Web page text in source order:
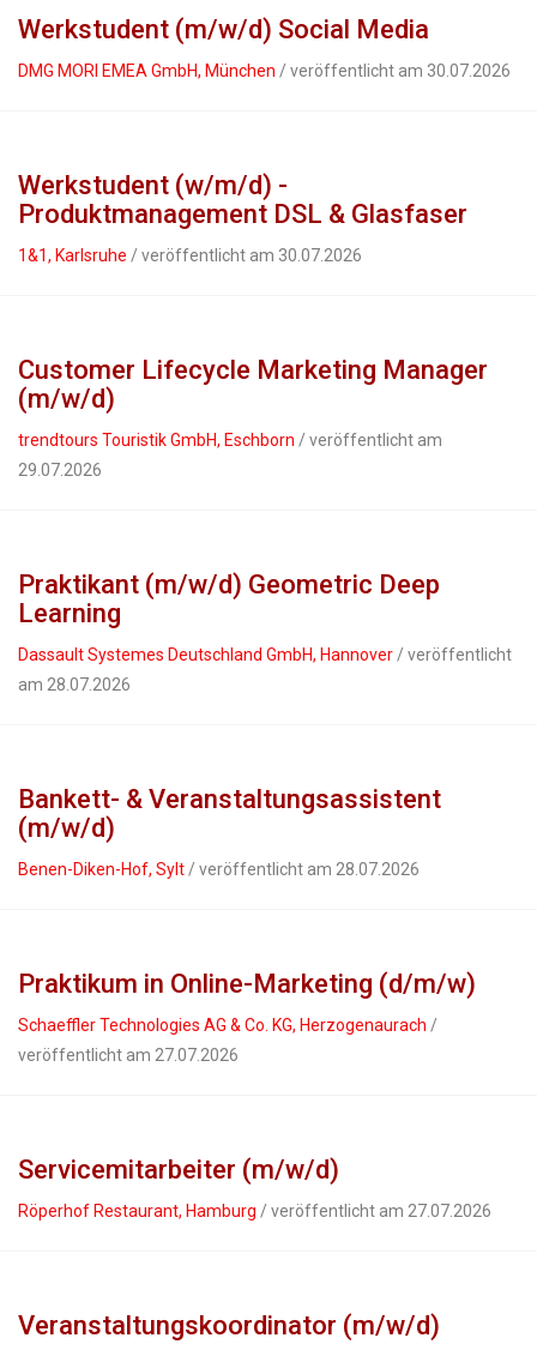
Werkstudent (m/w/d) Social Media
DMG MORI EMEA GmbH, München / veröffentlicht am 30.07.2026
Werkstudent (w/m/d) -
Produktmanagement DSL & Glasfaser
1&1, Karlsruhe / veröffentlicht am 30.07.2026
Customer Lifecycle Marketing Manager
(m/w/d)
trendtours Touristik GmbH, Eschborn / veröffentlicht am
29.07.2026
Praktikant (m/w/d) Geometric Deep
Learning
Dassault Systemes Deutschland GmbH, Hannover / veröffentlicht
am 28.07.2026
Bankett- & Veranstaltungsassistent
(m/w/d)
Benen-Diken-Hof, Sylt / veröffentlicht am 28.07.2026
Praktikum in Online-Marketing (d/m/w)
Schaeffler Technologies AG & Co. KG, Herzogenaurach /
veröffentlicht am 27.07.2026
Servicemitarbeiter (m/w/d)
Röperhof Restaurant, Hamburg / veröffentlicht am 27.07.2026
Veranstaltungskoordinator (m/w/d)